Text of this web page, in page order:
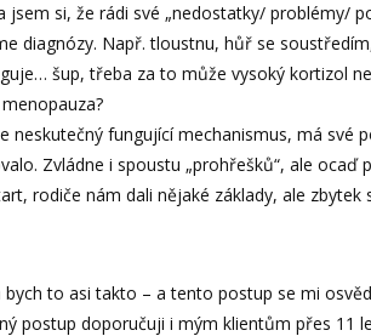
jsem si, že rádi své „nedostatky/ problémy/
diagnózy. Např. tloustnu, hůř se
šup, třeba za to může vysoký kortizol
neskutečný fungující mechanismus, má své
Zvládne i spoustu „prohřešků“, ale ocaď
rodiče nám dali nějaké základy, ale
bych to asi takto – a tento postup se mi
postup doporučuji i mým klientům přes 11